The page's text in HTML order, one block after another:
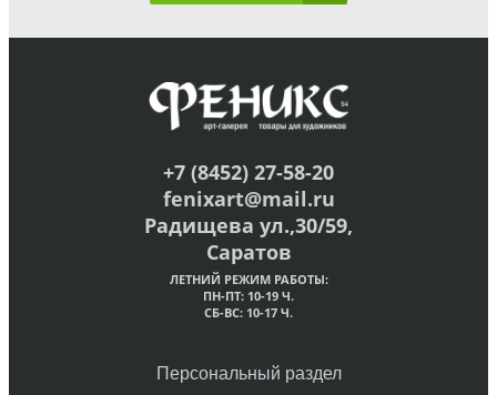
+7 (8452) 27-58-20
fenixart@mail.ru
Радищева ул.,30/59,
Саратов
ЛЕТНИЙ РЕЖИМ РАБОТЫ:
ПН-ПТ: 10-19 Ч.
СБ-ВС: 10-17 Ч.
Персональный раздел